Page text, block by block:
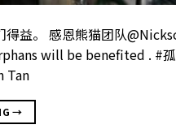
益。 感恩熊猫团队
will be benefited . #
Tan
→